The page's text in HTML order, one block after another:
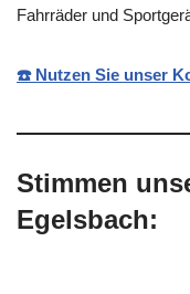
Fahrräder und
☎️ Nutzen Sie unser
Stimmen
Egelsbach: